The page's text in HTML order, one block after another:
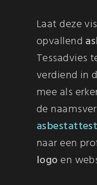
Laat deze
opvallend
Tessadvies
verdiend in
mee als
de
naar een
logoen